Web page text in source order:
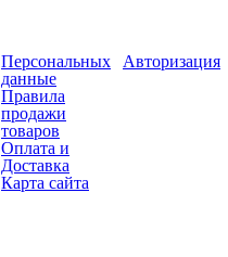
Персональных
данные
Правила
продажи
товаров
Оплата и
Доставка
Карта сайта
Авторизация